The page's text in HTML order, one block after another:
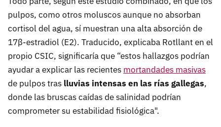
pulpos, como otros moluscos aunque no absorban
cortisol del agua, sí muestran una alta absorción de
17β-estradiol (E2). Traducido, explicaba Rotllant en el
propio CSIC, significaría que “estos hallazgos podrían
ayudar a explicar las recientes mortandades masivas
de pulpos tras lluvias intensas en las rías gallegas,
donde las bruscas caídas de salinidad podrían
comprometer su estabilidad fisiológica".